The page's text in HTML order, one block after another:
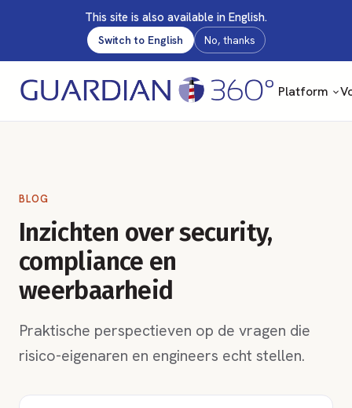
This site is also available in English.
Switch to English No, thanks
Platform
BLOG
Inzichten over security,
compliance en
weerbaarheid
Praktische perspectieven op de vragen die
risico-eigenaren en engineers echt stellen.